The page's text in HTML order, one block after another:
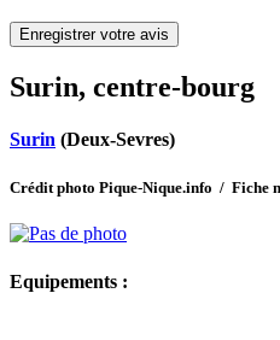
Surin, centre-bourg
Surin (Deux-Sevres)
Crédit photo Pique-Nique.info / Fiche
Equipements :